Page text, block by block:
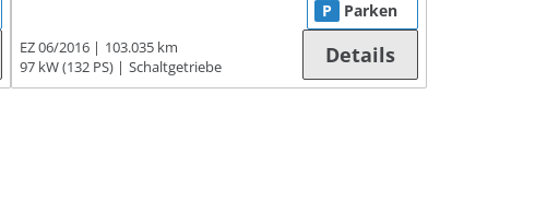
EZ 06/2016
103.035 km
97 kW (132 PS)
Schaltgetriebe
P Parken
Details